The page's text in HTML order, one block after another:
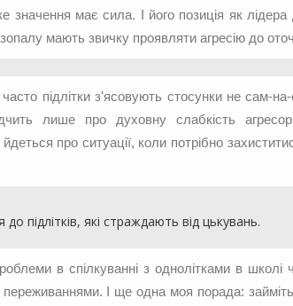
значення має сила. І його позиція як
зопалу мають звичку проявляти агресію до
підлітки з'ясовують стосунки не сам-
лише про духовну слабкість
про ситуації, коли потрібно
підлітків, які страждають від цькувань.
в спілкуванні з однолітками в школі
переживаннями. І ще одна моя порада: